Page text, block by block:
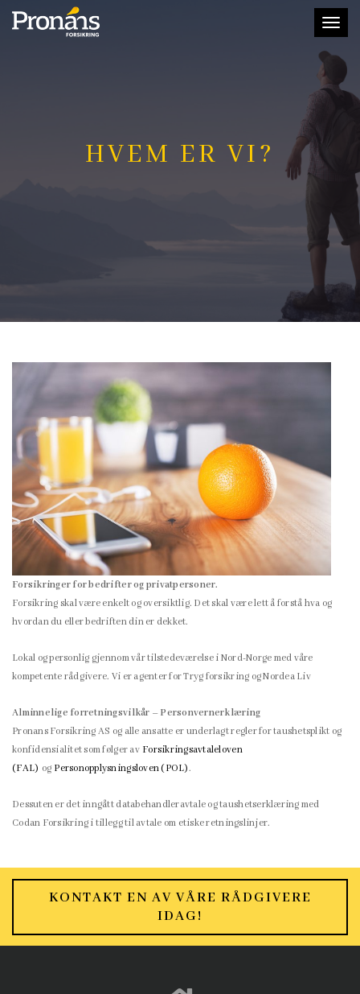
Toggle
HVEM ER VI?
Forsikringer for bedrifter og privatpersoner.
Forsikring skal være enkelt og oversiktlig. Det skal være lett å forstå hva og
hvordan du eller bedriften din er dekket.
Lokal og personlig gjennom vår tilstedeværelse i Nord-Norge med våre
kompetente rådgivere. Vi er agenter for Tryg forsikring og Nordea Liv
Alminnelige forretningsvilkår – Personvernerklæring
Pronans Forsikring AS og alle ansatte er underlagt regler for taushetsplikt og
konfidensialitet som følger av Forsikringsavtaleloven
(FAL) og Personopplysningsloven (POL).
Dessuten er det inngått databehandleravtale og taushetserklæring med
Codan Forsikring i tillegg til avtale om etiske retningslinjer.
KONTAKT EN AV VÅRE RÅDGIVERE
IDAG!